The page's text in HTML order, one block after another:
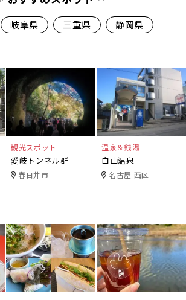
岐阜県 三重県 静岡県
観光スポット
愛岐トンネル群
春日井市
温泉＆銭湯
白山温泉
名古屋 西区